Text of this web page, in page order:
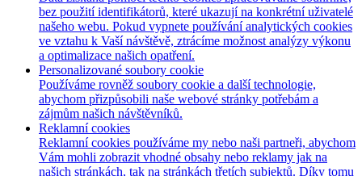
bez použití identifikátorů, které ukazují na konkrétní uživatelé
našeho webu. Pokud vypnete používání analytických cookies
ve vztahu k Vaší návštěvě, ztrácíme možnost analýzy výkonu
a optimalizace našich opatření.
Personalizované soubory cookie
Používáme rovněž soubory cookie a další technologie,
abychom přizpůsobili naše webové stránky potřebám a
zájmům našich návštěvníků.
Reklamní cookies
Reklamní cookies používáme my nebo naši partneři, abychom
Vám mohli zobrazit vhodné obsahy nebo reklamy jak na
našich stránkách, tak na stránkách třetích subjektů. Díky tomu